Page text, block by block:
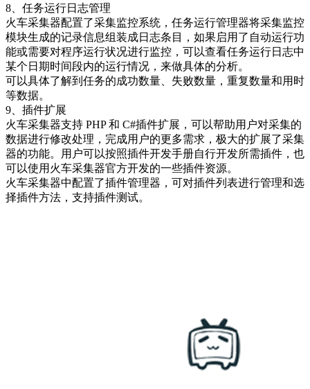
8、任务运行日志管理
火车采集器配置了采集监控系统，任务运行管理器将采集监控
模块生成的记录信息组装成日志条目，如果启用了自动运行功
能或需要对程序运行状况进行监控，可以查看任务运行日志中
某个日期时间段内的运行情况，来做具体的分析。
可以具体了解到任务的成功数量、失败数量，重复数量和用时
等数据。
9、插件扩展
火车采集器支持 PHP 和 C#插件扩展，可以帮助用户对采集的
数据进行修改处理，完成用户的更多需求，极大的扩展了采集
器的功能。用户可以按照插件开发手册自行开发所需插件，也
可以使用火车采集器官方开发的一些插件资源。
火车采集器中配置了插件管理器，可对插件列表进行管理和选
择插件方法，支持插件测试。